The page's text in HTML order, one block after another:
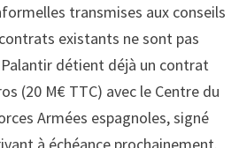
transmises aux conseils
existants ne sont pas
détient déjà un contrat
(20 M€ TTC) avec le Centre du
Armées espagnoles, signé